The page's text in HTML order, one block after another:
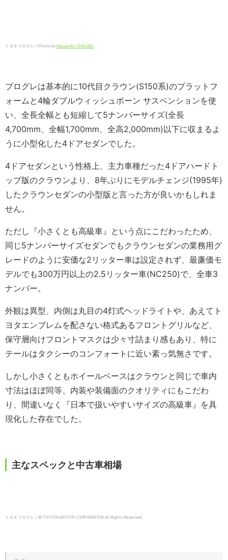
トヨタ プログレ / Photo by Masahiko OHKUBO
プログレは基本的に10代目クラウン(S150系)のプラットフ
ォームと4輪ダブルウィッシュボーン サスペンションを使
い、全長全幅とも短縮して5ナンバーサイズ(全長
4,700mm、全幅1,700mm、全高2,000mm)以下に収まるよ
うに小型化した4ドアセダンでした。
4ドアセダンという性格上、主力車種だった4ドアハードト
ップ版のクラウンより、8年ぶりにモデルチェンジ(1995年)
したクラウンセダンの小型版と言った方が良いかもしれま
せん。
ただし『小さくとも高級車』という点にこだわったため、
同じ5ナンバーサイズセダンでもクラウンセダンの業務用グ
レードのように安価な2リッター車は設定されず、最廉価モ
デルでも300万円以上の2.5リッター車(NC250)で、全車3
ナンバー。
外観は異型、内側は丸目の4灯式ヘッドライトや、あえてト
ヨタエンブレムを配さない格式あるフロントグリルなど、
保守層向けフロントマスクは少々寸詰まり感もあり、特に
テールはタクシーのコンフォートに近い素っ気無さです。
しかし小さくともホイールベースはクラウンと同じで車内
寸法はほぼ同等、内装や装備面のクオリティにもこだわ
り、間違いなく『日本で扱いやすいサイズの高級車』を具
現化した存在でした。
主なスペックと中古車相場
トヨタ プログレ / © TOYOTA MOTOR CORPORATION.All Rights Reserved.